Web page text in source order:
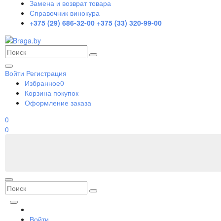
Замена и возврат товара
Справочник винокура
+375 (29) 686-32-00 +375 (33) 320-99-00
Войти Регистрация
Избранное0
Корзина покупок
Оформление заказа
0
0